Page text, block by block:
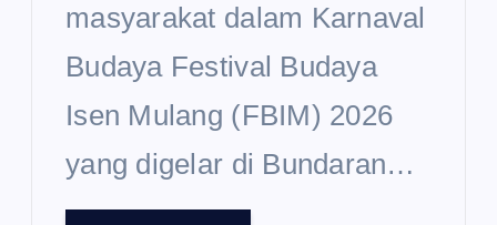
masyarakat dalam Karnaval
Budaya Festival Budaya
Isen Mulang (FBIM) 2026
yang digelar di Bundaran…